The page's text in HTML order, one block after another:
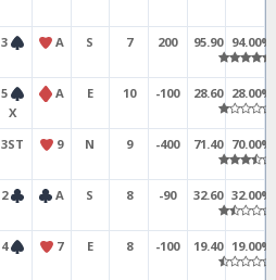
3 A S 7 200 95.90 94.00%
5
X
A E 10 -100 28.60 28.00%
3ST 9 N 9 -400 71.40 70.00%
2 A S 8 -90 32.60 32.00%
4 7 E 8 -100 19.40 19.00%